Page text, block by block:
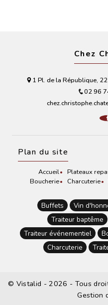
Chez
1 Pl. de la République,
02 96
Plan du site
Accueil Plateaux
Boucherie
Charcuterie
Buffets Vin
Traiteur baptême
Traiteur événementiel
Charcuterie
© Vistalid - 2026 - Tous
Gestion